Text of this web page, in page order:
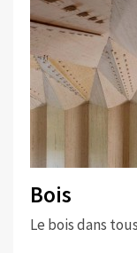
Bois
Le bois dans